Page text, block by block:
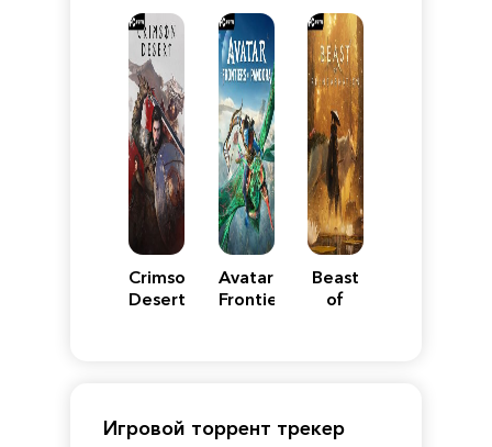
ReimaginedEdition
Y
Crimson
Desert
Avatar:
Frontiers
Beast
of
Игровой торрент трекер